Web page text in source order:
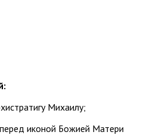
Михаилу;
иконой Божией Матери